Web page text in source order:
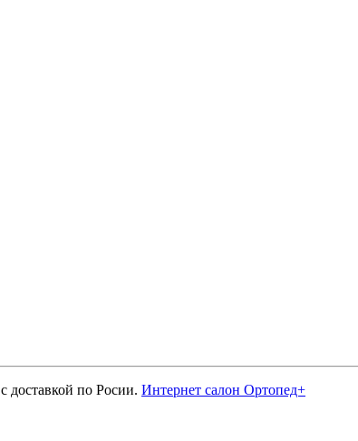
доставкой по Росии. Интернет салон Ортопед+